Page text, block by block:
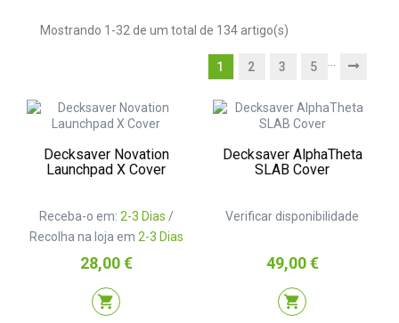
Mostrando 1-32 de um total de 134 artigo(s)
1 2 3 5
Decksaver Novation
Launchpad X Cover
Receba-o em: 2-3 Dias /
Recolha na loja em 2-3 Dias
Preço
28,00 €
shopping_cart
Decksaver AlphaTheta
SLAB Cover
Verificar disponibilidade
Preço
49,00 €
shopping_cart